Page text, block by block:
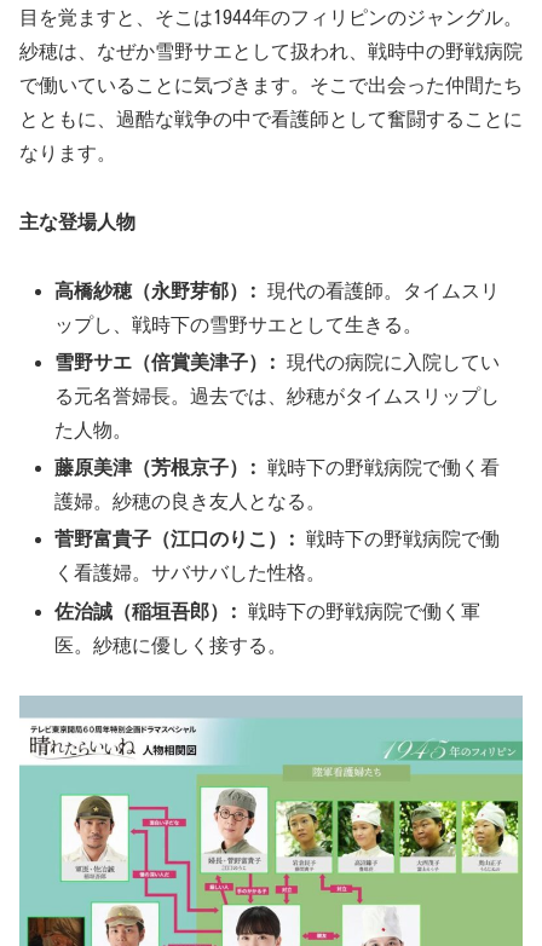
目を覚ますと、そこは1944年のフィリピンのジャングル。
紗穂は、なぜか雪野サエとして扱われ、戦時中の野戦病院
で働いていることに気づきます。そこで出会った仲間たち
とともに、過酷な戦争の中で看護師として奮闘することに
なります。
主な登場人物
高橋紗穂（永野芽郁）:
現代の看護師。タイムスリ
ップし、戦時下の雪野サエとして生きる。
雪野サエ（倍賞美津子）:
現代の病院に入院してい
る元名誉婦長。過去では、紗穂がタイムスリップし
た人物。
藤原美津（芳根京子）:
戦時下の野戦病院で働く看
護婦。紗穂の良き友人となる。
菅野富貴子（江口のりこ）:
戦時下の野戦病院で働
く看護婦。サバサバした性格。
佐治誠（稲垣吾郎）:
戦時下の野戦病院で働く軍
医。紗穂に優しく接する。